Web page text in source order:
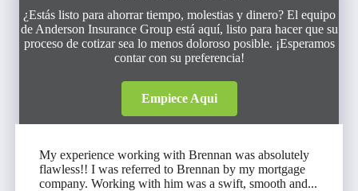
¿Estás listo para ahorrar tiempo, molestias y dinero? El equipo
de Anderson Insurance Group está aquí, listo para hacer que su
proceso de cotizar sea lo menos doloroso posible. ¡Esperamos
contar con su preferencia!
Empiece Aqui
My experience working with Brennan was absolutely
flawless!! I was referred to Brennan by my mortgage
company. Working with him was a swift, smooth and...